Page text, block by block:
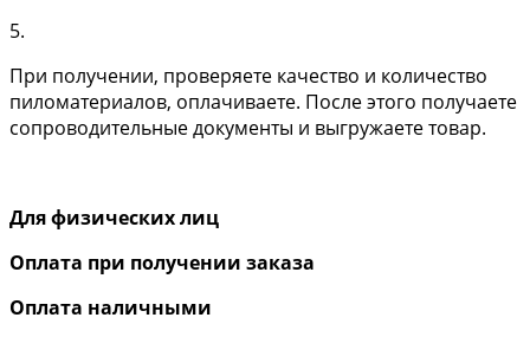
5.
При получении, проверяете качество и количество
пиломатериалов, оплачиваете. После этого получаете
сопроводительные документы и выгружаете товар.
Для физических лиц
Оплата при получении заказа
Оплата наличными